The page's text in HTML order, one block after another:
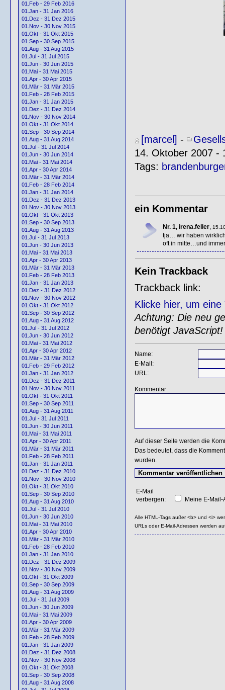
01.Feb - 29 Feb 2016
01.Jan - 31 Jan 2016
01.Dez - 31 Dez 2015
01.Nov - 30 Nov 2015
01.Okt - 31 Okt 2015
01.Sep - 30 Sep 2015
01.Aug - 31 Aug 2015
01.Jul - 31 Jul 2015
01.Jun - 30 Jun 2015
01.Mai - 31 Mai 2015
01.Apr - 30 Apr 2015
01.Mär - 31 Mär 2015
01.Feb - 28 Feb 2015
01.Jan - 31 Jan 2015
01.Dez - 31 Dez 2014
01.Nov - 30 Nov 2014
01.Okt - 31 Okt 2014
01.Sep - 30 Sep 2014
01.Aug - 31 Aug 2014
01.Jul - 31 Jul 2014
01.Jun - 30 Jun 2014
01.Mai - 31 Mai 2014
01.Apr - 30 Apr 2014
01.Mär - 31 Mär 2014
01.Feb - 28 Feb 2014
01.Jan - 31 Jan 2014
01.Dez - 31 Dez 2013
01.Nov - 30 Nov 2013
01.Okt - 31 Okt 2013
01.Sep - 30 Sep 2013
01.Aug - 31 Aug 2013
01.Jul - 31 Jul 2013
01.Jun - 30 Jun 2013
01.Mai - 31 Mai 2013
01.Apr - 30 Apr 2013
01.Mär - 31 Mär 2013
01.Feb - 28 Feb 2013
01.Jan - 31 Jan 2013
01.Dez - 31 Dez 2012
01.Nov - 30 Nov 2012
01.Okt - 31 Okt 2012
01.Sep - 30 Sep 2012
01.Aug - 31 Aug 2012
01.Jul - 31 Jul 2012
01.Jun - 30 Jun 2012
01.Mai - 31 Mai 2012
01.Apr - 30 Apr 2012
01.Mär - 31 Mär 2012
01.Feb - 29 Feb 2012
01.Jan - 31 Jan 2012
01.Dez - 31 Dez 2011
01.Nov - 30 Nov 2011
01.Okt - 31 Okt 2011
01.Sep - 30 Sep 2011
01.Aug - 31 Aug 2011
01.Jul - 31 Jul 2011
01.Jun - 30 Jun 2011
01.Mai - 31 Mai 2011
01.Apr - 30 Apr 2011
01.Mär - 31 Mär 2011
01.Feb - 28 Feb 2011
01.Jan - 31 Jan 2011
01.Dez - 31 Dez 2010
01.Nov - 30 Nov 2010
01.Okt - 31 Okt 2010
01.Sep - 30 Sep 2010
01.Aug - 31 Aug 2010
01.Jul - 31 Jul 2010
01.Jun - 30 Jun 2010
01.Mai - 31 Mai 2010
01.Apr - 30 Apr 2010
01.Mär - 31 Mär 2010
01.Feb - 28 Feb 2010
01.Jan - 31 Jan 2010
01.Dez - 31 Dez 2009
01.Nov - 30 Nov 2009
01.Okt - 31 Okt 2009
01.Sep - 30 Sep 2009
01.Aug - 31 Aug 2009
01.Jul - 31 Jul 2009
01.Jun - 30 Jun 2009
01.Mai - 31 Mai 2009
01.Apr - 30 Apr 2009
01.Mär - 31 Mär 2009
01.Feb - 28 Feb 2009
01.Jan - 31 Jan 2009
01.Dez - 31 Dez 2008
01.Nov - 30 Nov 2008
01.Okt - 31 Okt 2008
01.Sep - 30 Sep 2008
01.Aug - 31 Aug 2008
[marcel] -
14. Oktober 2007 -
Tags:
ein Kommentar
Nr. 1, irena.feller,
tja… wir haben
oft in mitte…und
Kein Trackback
Trackback link:
Klicke hier, um
Achtung: Die neu
benötigt JavaScript!
Name:
E-Mail:
URL:
Kommentar:
Auf dieser Seite werden die
Das bedeutet, dass die
wurden.
E-Mail
verbergen:
Meine E-
Alle HTML-Tags außer <b> und <i>
URLs oder E-Mail-Adressen werden